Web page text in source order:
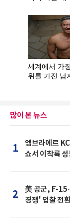
많이 본 뉴스
1
엠브라에르
쇼서 이착륙 성
2
美 공군, F-
경쟁' 입찰 전